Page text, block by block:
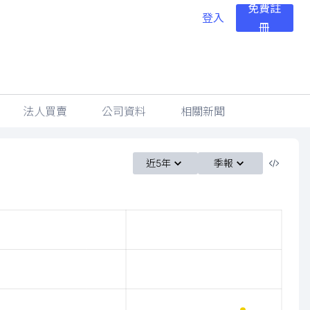
登入
免費註
冊
法人買賣 公司資料 相關新聞
近5年 季報